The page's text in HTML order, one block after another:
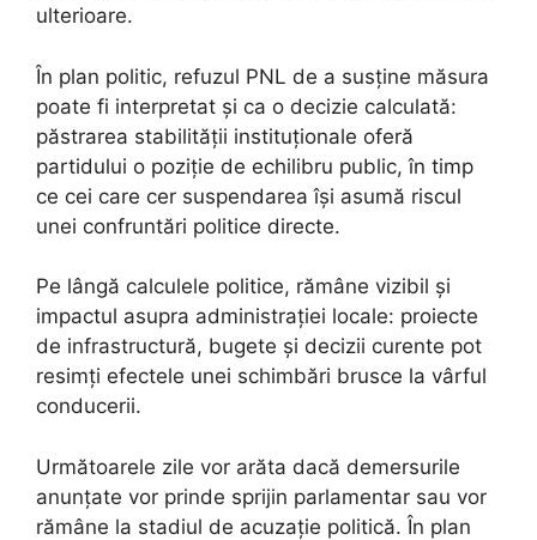
ulterioare.
În plan politic, refuzul PNL de a susține măsura
poate fi interpretat și ca o decizie calculată:
păstrarea stabilității instituționale oferă
partidului o poziție de echilibru public, în timp
ce cei care cer suspendarea își asumă riscul
unei confruntări politice directe.
Pe lângă calculele politice, rămâne vizibil și
impactul asupra administrației locale: proiecte
de infrastructură, bugete și decizii curente pot
resimți efectele unei schimbări brusce la vârful
conducerii.
Următoarele zile vor arăta dacă demersurile
anunțate vor prinde sprijin parlamentar sau vor
rămâne la stadiul de acuzație politică. În plan